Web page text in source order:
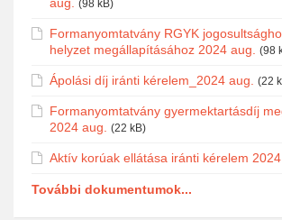
(98 kB)
Formanyomtatvány RGYK
helyzet megállapításához 2024 aug.
(98
Ápolási díj iránti kérelem_2024 aug. (22
Formanyomtatvány gyermektartásdíj
2024 aug.
(22 kB)
Aktív korúak ellátása iránti kérelem 2024
További dokumentumok...